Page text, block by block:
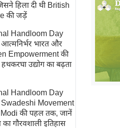
हिला दी थी British
की जड़ें
Handloom Day
भारत और
Empowerment की
हथकरघा उद्योग का बढ़ता
Handloom Day
Movement
की पहल तक, जानें
का गौरवशाली इतिहास